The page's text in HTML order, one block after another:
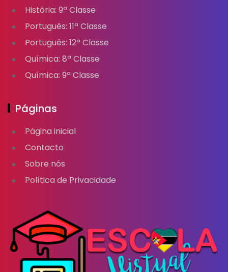
História: 9ª Classe
Português: 11ª Classe
Português: 12ª Classe
Química: 8ª Classe
Química: 9ª Classe
Páginas
Página inicial
Contacto
Sobre nós
Política de Privacidade